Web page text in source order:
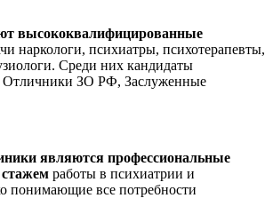
высококвалифицированные
наркологи, психиатры, психотерапевты,
Среди них кандидаты
Отличники ЗО РФ, Заслуженные
являются профессиональные
стажем работы в психиатрии и
понимающие все потребности